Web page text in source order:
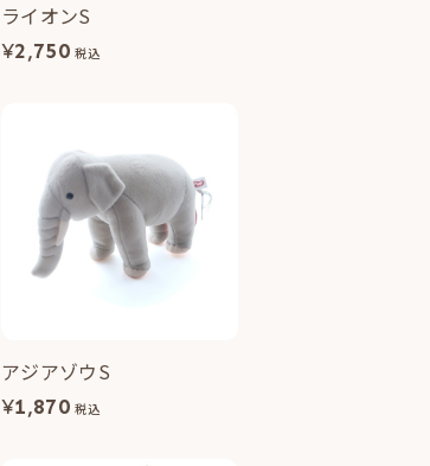
ライオンS
¥2,750 税込
アジアゾウS
¥1,870 税込